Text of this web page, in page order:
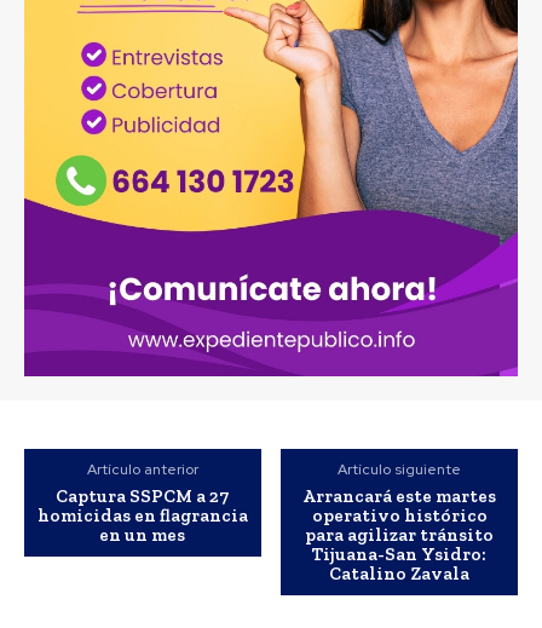
Artículo anterior
Captura SSPCM a 27
homicidas en flagrancia
en un mes
Artículo siguiente
Arrancará este martes
operativo histórico
para agilizar tránsito
Tijuana-San Ysidro:
Catalino Zavala